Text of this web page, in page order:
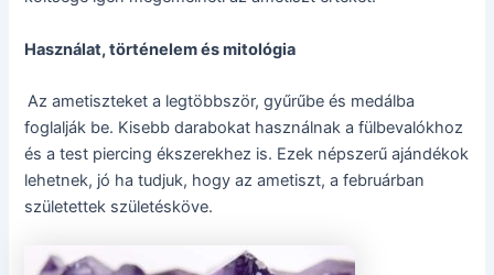
Használat, történelem és mitológia
Az ametiszteket a legtöbbször, gyűrűbe és medálba
foglalják be. Kisebb darabokat használnak a fülbevalókhoz
és a test piercing ékszerekhez is. Ezek népszerű ajándékok
lehetnek, jó ha tudjuk, hogy az ametiszt, a februárban
születettek születésköve.